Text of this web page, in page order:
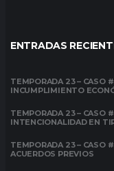
ENTRADAS
TEMPORADA 23 – CASO
INCUMPLIMIENTO
TEMPORADA 23 – CASO
INTENCIONALIDAD EN
TEMPORADA 23 – CASO
ACUERDOS PREVIOS